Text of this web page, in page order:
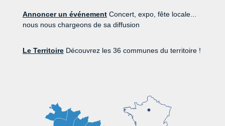
Annoncer un événementConcert, expo, fête locale...
nous nous chargeons de sa diffusion
Le TerritoireDécouvrez les 36 communes du territoire !